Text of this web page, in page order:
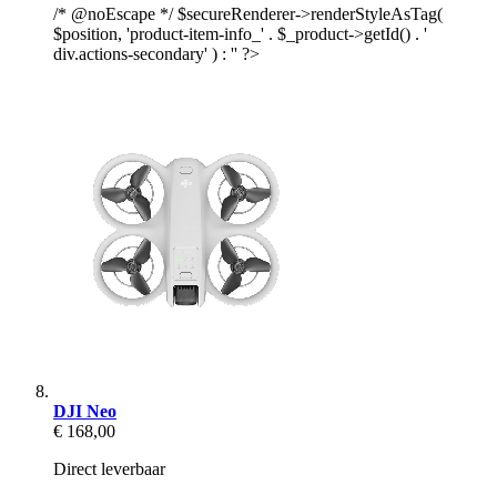
/* @noEscape */ $secureRenderer->renderStyleAsTag(
$position, 'product-item-info_' . $_product->getId() . '
div.actions-secondary' ) : '' ?>
DJI Neo
€ 168,00
Direct leverbaar